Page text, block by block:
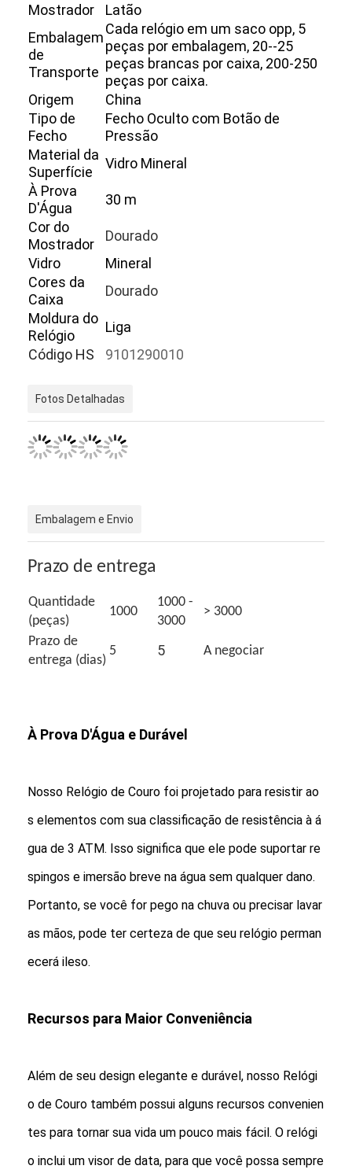
Sobre nós
Controle de qualidade
Casos
Blogue
Relógio de pulso de quartzo
Relógio com correia de aço inoxidável
Relógio de quartzo para homens
relógio de quartzo
Relógio Desportivo Digital
Peças de reposição de relógios
Peças sobressalentes de cintos de relógio
Mostrador
Latão
Embalagem
de
Transporte
Cada relógio em um saco opp, 5
peças por embalagem, 20--25
peças brancas por caixa, 200-250
peças por caixa.
Origem
China
Tipo de
Fecho
Fecho Oculto com Botão de
Pressão
Material da
Superfície
Vidro Mineral
À Prova
D'Água
30 m
Cor do
Mostrador
Dourado
Vidro
Mineral
Cores da
Caixa
Dourado
Moldura do
Relógio
Liga
Código HS
9101290010
Fotos Detalhadas
Embalagem e Envio
Prazo de entrega
Quantidade
(peças)
1000
1000 -
3000
> 3000
Prazo de
entrega (dias)
5 5 A negociar
À Prova D'Água e Durável
Nosso Relógio de Couro foi projetado para resistir ao
s elementos com sua classificação de resistência à á
gua de 3 ATM. Isso significa que ele pode suportar re
spingos e imersão breve na água sem qualquer dano.
Portanto, se você for pego na chuva ou precisar lavar
as mãos, pode ter certeza de que seu relógio perman
ecerá ileso.
Recursos para Maior Conveniência
Além de seu design elegante e durável, nosso Relógi
o de Couro também possui alguns recursos convenien
tes para tornar sua vida um pouco mais fácil. O relógi
o inclui um visor de data, para que você possa sempre